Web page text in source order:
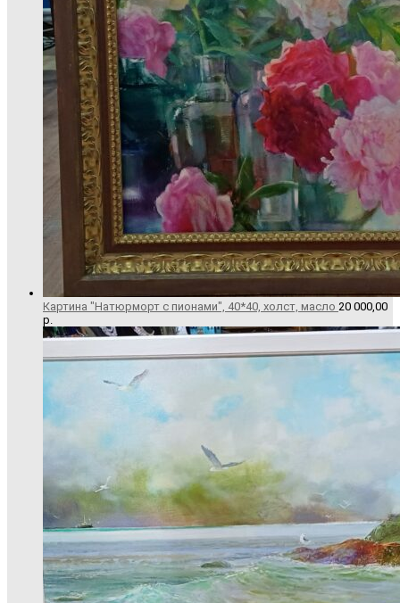
Картина "Натюрморт с пионами", 40*40, холст, масло 20 000,00
р.